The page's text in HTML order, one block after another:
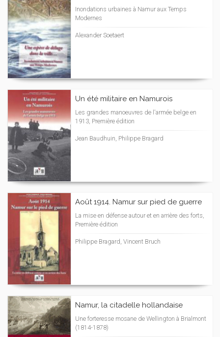
Inondations urbaines à Namur aux Temps
Modernes
Alexander Soetaert
Un été militaire en Namurois
Les grandes manoeuvres de l'armée belge en
1913, Première édition
Jean Baudhuin, Philippe Bragard
Août 1914. Namur sur pied de guerre
La mise en défense autour et en arrière des forts,
Première édition
Philippe Bragard, Vincent Bruch
Namur, la citadelle hollandaise
Une forteresse mosane de Wellington à Brialmont
(1814-1878)